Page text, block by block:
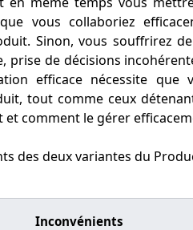
vous collaboriez
Sinon, vous souffrirez
prise de décisions
efficace nécessite que
tout comme ceux
comment le gérer
des deux variantes du
Inconvénients